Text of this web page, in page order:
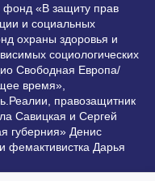
«В защиту прав
и социальных
охраны здоровья и
социологических
Свободная Европа/
время»,
правозащитник
Савицкая и Сергей
губерния» Денис
фемактивистка Дарья